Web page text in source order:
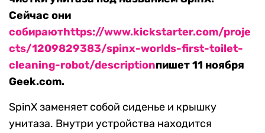
Сейчас они
собираютhttps://www.kickstarter.com/proje
cts/1209829383/spinx-worlds-first-toilet-
cleaning-robot/descriptionпишет 11 ноября
Geek.com.
SpinX заменяет собой сиденье и крышку
унитаза. Внутри устройства находится